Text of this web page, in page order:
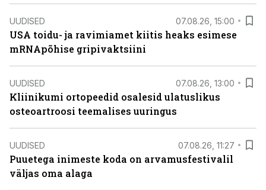
UUDISED 07.08.26, 15:00
USA toidu- ja ravimiamet kiitis heaks esimese
mRNApõhise gripivaktsiini
UUDISED 07.08.26, 13:00
Kliinikumi ortopeedid osalesid ulatuslikus
osteoartroosi teemalises uuringus
UUDISED 07.08.26, 11:27
Puuetega inimeste koda on arvamusfestivalil
väljas oma alaga